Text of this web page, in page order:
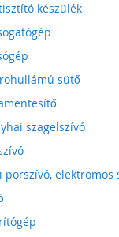
készülék
sütő
szagelszívó
porszívó, elektromos